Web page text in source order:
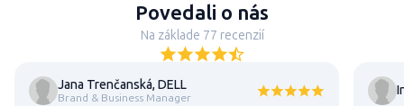
Povedali o nás
Na základe 77 recenzií
Jana Trenčanská, DELL
Brand & Business Manager